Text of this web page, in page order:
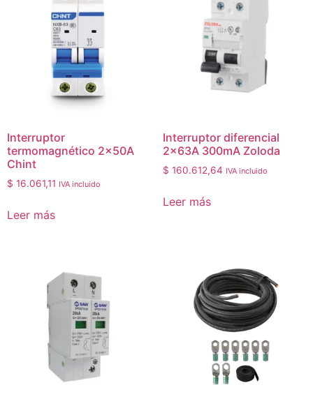
Interruptor
termomagnético 2x50A
Chint
$ 16.061,11 IVA incluido
Leer más
Interruptor diferencial
2x63A 300mA Zoloda
$ 160.612,64 IVA incluido
Leer más